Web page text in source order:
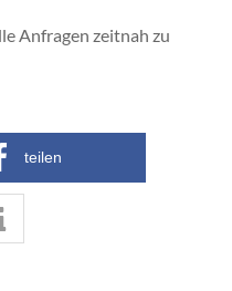
Anfragen zeitnah zu
teilen